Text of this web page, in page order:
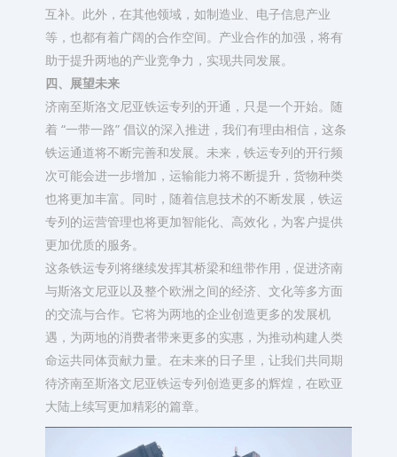
互补。此外，在其他领域，如制造业、电子信息产业
等，也都有着广阔的合作空间。产业合作的加强，将有
助于提升两地的产业竞争力，实现共同发展。​
四、展望未来​
济南至斯洛文尼亚铁运专列的开通，只是一个开始。随
着 “一带一路” 倡议的深入推进，我们有理由相信，这条
铁运通道将不断完善和发展。未来，铁运专列的开行频
次可能会进一步增加，运输能力将不断提升，货物种类
也将更加丰富。同时，随着信息技术的不断发展，铁运
专列的运营管理也将更加智能化、高效化，为客户提供
更加优质的服务。​
这条铁运专列将继续发挥其桥梁和纽带作用，促进济南
与斯洛文尼亚以及整个欧洲之间的经济、文化等多方面
的交流与合作。它将为两地的企业创造更多的发展机
遇，为两地的消费者带来更多的实惠，为推动构建人类
命运共同体贡献力量。在未来的日子里，让我们共同期
待济南至斯洛文尼亚铁运专列创造更多的辉煌，在欧亚
大陆上续写更加精彩的篇章。